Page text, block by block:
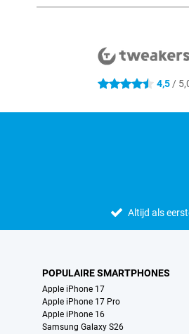
4.5 sterren 4,5/
Altijd als
POPULAIRE SMARTPHONES
Apple iPhone 17
Apple iPhone 17 Pro
Apple iPhone 16
Samsung Galaxy S26